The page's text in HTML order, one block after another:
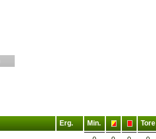
Erg. Min. Tore